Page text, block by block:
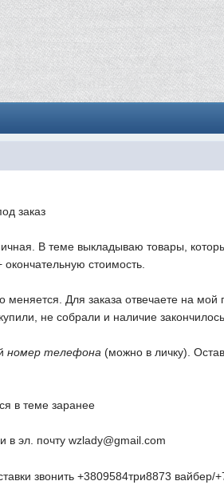
заказ
В теме выкладываю товары,
стоимость.
меняется. Для заказа отвечаете на
не собрали и наличие
номер телефона (можно в личку).
в теме заранее
в эл. почтуwzlady@gmail.com
звонить +3809584три8873 вайбер/